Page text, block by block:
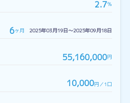
2.7％
6ヶ月 2025年03月19日〜2025年09月18日
55,160,000円
10,000円／1口